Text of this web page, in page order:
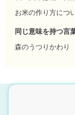
お米の作り方につ
同じ意味を持つ言
森のうつりかわり